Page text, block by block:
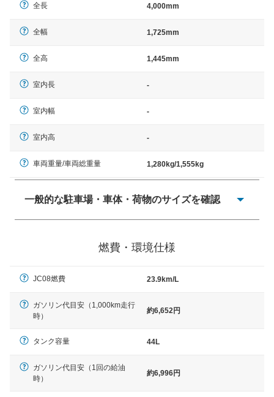
全長 4,000mm
全幅 1,725mm
全高 1,445mm
室内長 -
室内幅 -
室内高 -
車両重量/車両総重量 1,280kg/1,555kg
一般的な駐車場・車体・荷物のサイズを確認
× 長さ 5,000mm 車路幅 5,000mmというサイズが標準値
燃費・環境仕様
JC08燃費 23.9km/L
ガソリン代目安（1,000km走行
時）
約6,652円
タンク容量 44L
ガソリン代目安（1回の給油
時）
約6,996円